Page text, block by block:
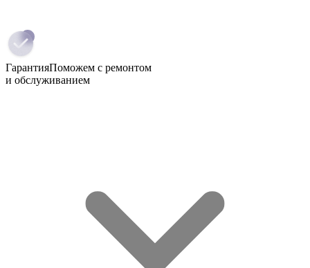
ГарантияПоможем с ремонтом
и обслуживанием